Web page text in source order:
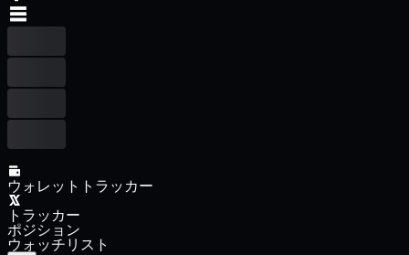
ウォレットトラッカー
トラッカー
ポジション
ウォッチリスト